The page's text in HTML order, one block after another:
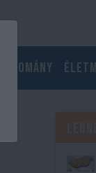
Tudomány